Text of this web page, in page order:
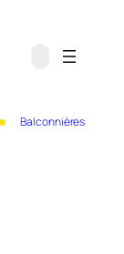
Balconnières